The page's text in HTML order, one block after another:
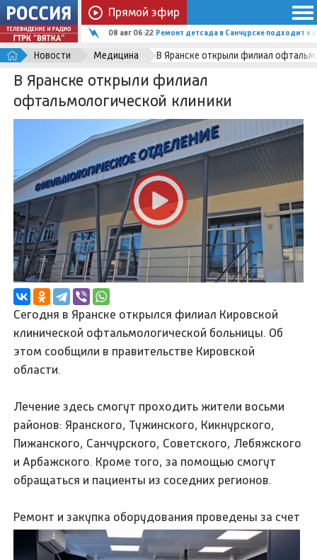
Прямой эфир
08 авг 06:22 Ремонт детсада в Санчурске подходит к
Новости Медицина В Яранске открыли филиал
В Яранске открыли филиал
офтальмологической клиники
Сегодня в Яранске открылся филиал Кировской
клинической офтальмологической больницы. Об
этом сообщили в правительстве Кировской
области.
Лечение здесь смогут проходить жители восьми
районов: Яранского, Тужинского, Кикнурского,
Пижанского, Санчурского, Советского, Лебяжского
и Арбажского. Кроме того, за помощью смогут
обращаться и пациенты из соседних регионов.
Ремонт и закупка оборудования проведены за счет